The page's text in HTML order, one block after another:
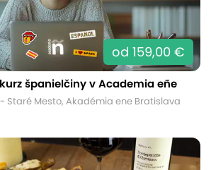
od 159,00 €
španielčiny v Academia eñe
Staré Mesto, Akadémia ene Bratislava